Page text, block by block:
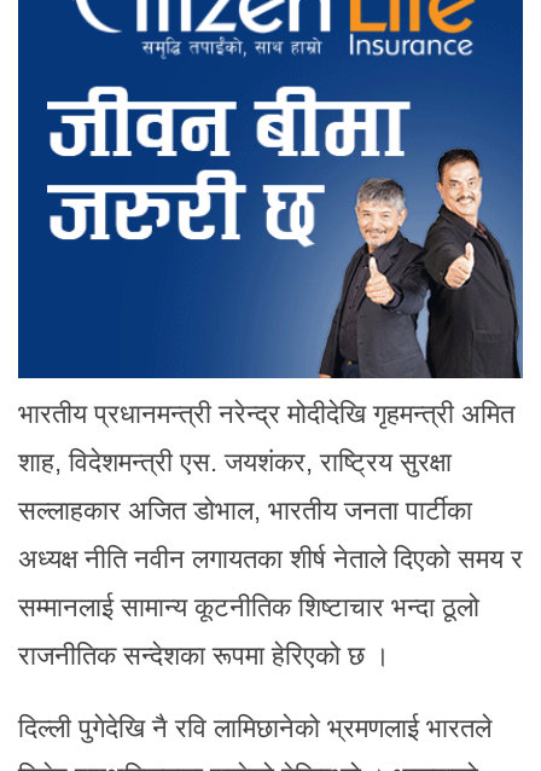
भारतीय प्रधानमन्त्री नरेन्द्र मोदीदेखि गृहमन्त्री अमित
शाह, विदेशमन्त्री एस. जयशंकर, राष्ट्रिय सुरक्षा
सल्लाहकार अजित डोभाल, भारतीय जनता पार्टीका
अध्यक्ष नीति नवीन लगायतका शीर्ष नेताले दिएको समय र
सम्मानलाई सामान्य कूटनीतिक शिष्टाचार भन्दा ठूलो
राजनीतिक सन्देशका रूपमा हेरिएको छ ।
दिल्ली पुगेदेखि नै रवि लामिछानेको भ्रमणलाई भारतले